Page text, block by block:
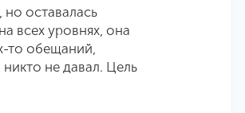
но оставалась
всех уровнях, она
то обещаний,
не давал. Цель